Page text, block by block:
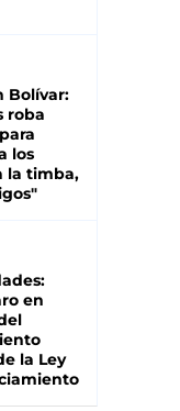
Bolívar:
roba
los
la timba,
en
la Ley